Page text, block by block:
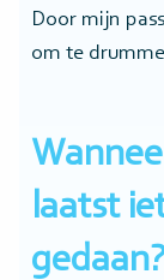
Door mijn
om te
laatst